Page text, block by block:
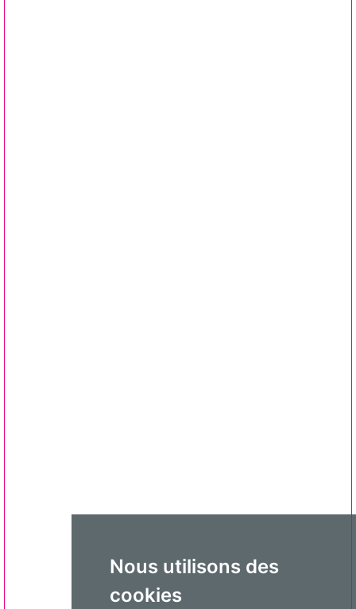
Nous utilisons des
cookies